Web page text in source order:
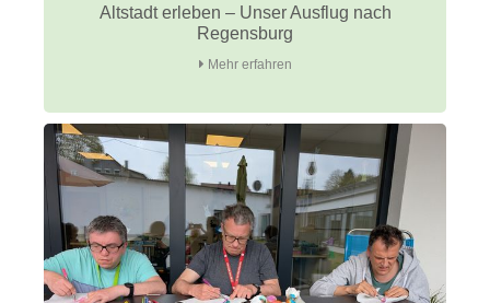
Altstadt erleben – Unser Ausflug nach
Regensburg
Mehr erfahren